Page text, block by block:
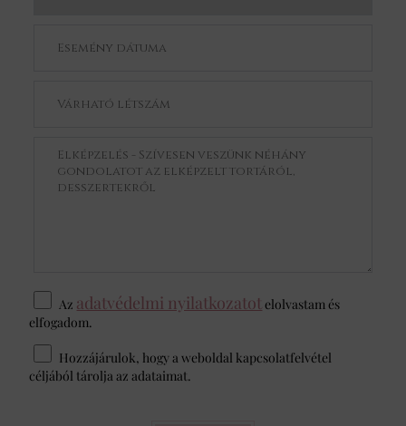
Az adatvédelmi nyilatkozatot elolvastam és
elfogadom.
Hozzájárulok, hogy a weboldal kapcsolatfelvétel
céljából tárolja az adataimat.